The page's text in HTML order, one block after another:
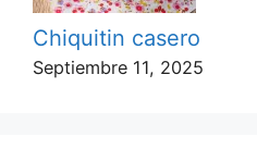
Chiquitin casero
Septiembre 11, 2025